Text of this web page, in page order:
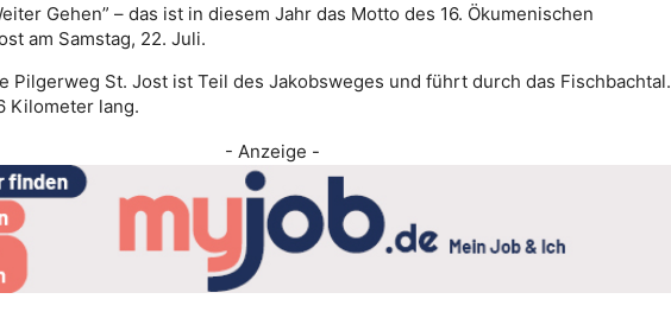
Gehen” – das ist in diesem Jahr das Motto des 16. Ökumenischen
am Samstag, 22. Juli.
Pilgerweg St. Jost ist Teil des Jakobsweges und führt durch das Fischbachtal.
Kilometer lang.
- Anzeige -